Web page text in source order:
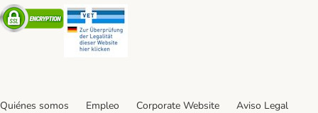
Security
Quiénes somos Empleo Corporate Website
Aviso Legal